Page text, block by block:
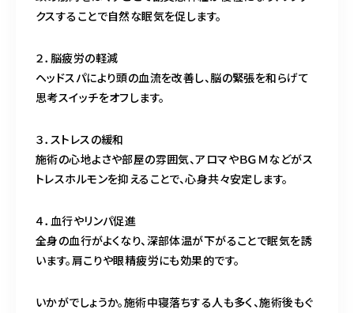
クスすることで自然な眠気を促します。
２．脳疲労の軽減
ヘッドスパにより頭の血流を改善し、脳の緊張を和らげて
思考スイッチをオフします。
３．ストレスの緩和
施術の心地よさや部屋の雰囲気、アロマやＢＧＭなどがス
トレスホルモンを抑えることで、心身共々安定します。
４．血行やリンパ促進
全身の血行がよくなり、深部体温が下がることで眠気を誘
います。肩こりや眼精疲労にも効果的です。
いかがでしょうか。施術中寝落ちする人も多く、施術後もぐ